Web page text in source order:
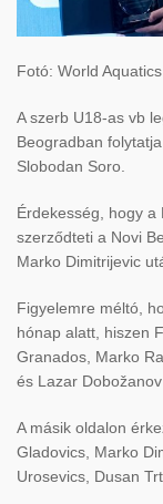
Fotó: World Aquatics
A szerb U18-as vb
Beogradban
Slobodan Soro.
Érdekesség, hogy
szerződteti a Novi
Marko Dimitrijevic
Figyelemre méltó,
hónap alatt, hiszen
Granados, Marko
és Lazar
A másik oldalon
Gladovics, Marko
Urosevics, Dusan